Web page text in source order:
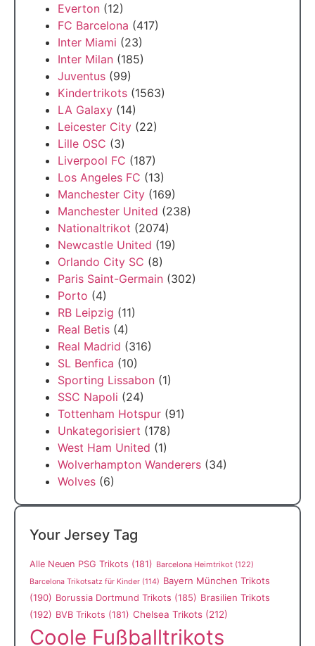
Everton (12)
FC Barcelona (417)
Inter Miami (23)
Inter Milan (185)
Juventus (99)
Kindertrikots (1563)
LA Galaxy (14)
Leicester City (22)
Lille OSC (3)
Liverpool FC (187)
Los Angeles FC (13)
Manchester City (169)
Manchester United (238)
Nationaltrikot (2074)
Newcastle United (19)
Orlando City SC (8)
Paris Saint-Germain (302)
Porto (4)
RB Leipzig (11)
Real Betis (4)
Real Madrid (316)
SL Benfica (10)
Sporting Lissabon (1)
SSC Napoli (24)
Tottenham Hotspur (91)
Unkategorisiert (178)
West Ham United (1)
Wolverhampton Wanderers (34)
Wolves (6)
Your Jersey Tag
Alle Neuen PSG Trikots (181) Barcelona Heimtrikot (122)
Barcelona Trikotsatz für Kinder (114) Bayern München Trikots
(190) Borussia Dortmund Trikots (185) Brasilien Trikots
(192) BVB Trikots (181) Chelsea Trikots (212)
Coole Fußballtrikots